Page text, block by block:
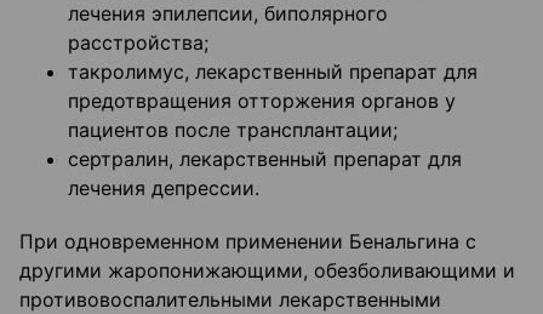
лечения эпилепсии, биполярного
расстройства;
такролимус, лекарственный препарат для
предотвращения отторжения органов у
пациентов после трансплантации;
сертралин, лекарственный препарат для
лечения депрессии.
При одновременном применении Бенальгина с
другими жаропонижающими, обезболивающими и
противовоспалительными лекарственными